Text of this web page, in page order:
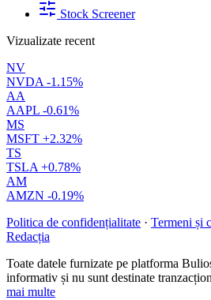
Stock Screener
Vizualizate recent
NV
NVDA -1.15%
AA
AAPL -0.61%
MS
MSFT +2.32%
TS
TSLA +0.78%
AM
AMZN -0.19%
Politica de confidențialitate · Termeni și
Redacția
Toate datele furnizate pe platforma
informativ și nu sunt destinate
mai multe